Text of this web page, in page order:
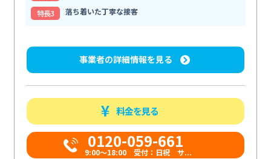
特⻑3
落ち着いた丁寧な接客
事業者の詳細情報を見る
料金を見る
0120-059-661
9:00〜18:00 受付：日祝 サ...